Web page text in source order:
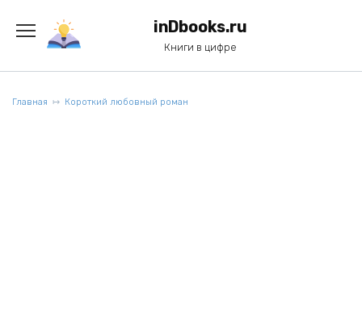
содержанию
inDbooks.ru
Книги в цифре
Главная Короткий любовный роман